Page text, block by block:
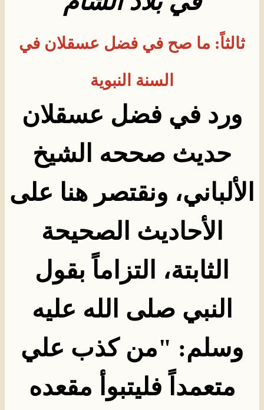
ثالثاً: ما صح في فضل عسقلان في
السنة النبوية
ورد في فضل عسقلان
حديث صححه الشيخ
الألباني، ونقتصر هنا على
الأحاديث الصحيحة
الثابتة، التزاماً بقول
النبي صلى الله عليه
وسلم: "من كذب علي
متعمداً فليتبوأ مقعده